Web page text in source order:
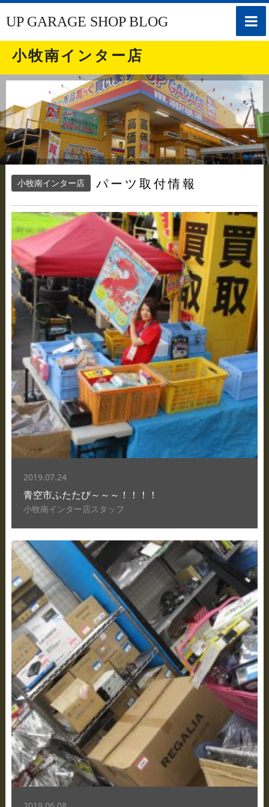
toggle
UP GARAGE SHOP BLOG
小牧南インター店
小牧南インター店 パーツ取付情報
2019.07.24
青空市ふたたび～～～！！！！
小牧南インター店スタッフ